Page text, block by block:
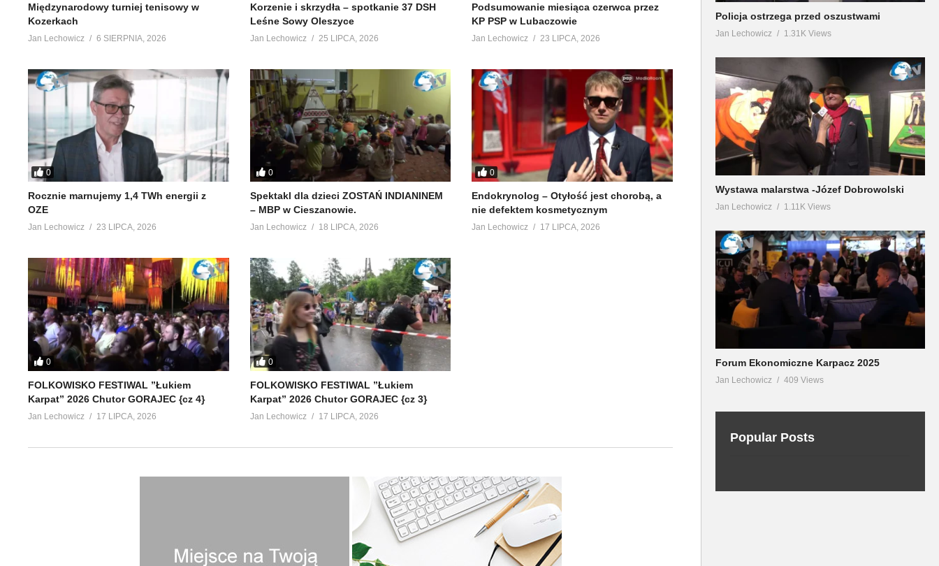
Międzynarodowy turniej tenisowy w
Kozerkach
Jan Lechowicz 6 SIERPNIA, 2026
Korzenie i skrzydła – spotkanie 37 DSH
Leśne Sowy Oleszyce
Jan Lechowicz 25 LIPCA, 2026
Podsumowanie miesiąca czerwca przez
KP PSP w Lubaczowie
Jan Lechowicz 23 LIPCA, 2026
0
Rocznie marnujemy 1,4 TWh energii z
OZE
Jan Lechowicz 23 LIPCA, 2026
0
Spektakl dla dzieci ZOSTAŃ INDIANINEM
– MBP w Cieszanowie.
Jan Lechowicz 18 LIPCA, 2026
0
Endokrynolog – Otyłość jest chorobą, a
nie defektem kosmetycznym
Jan Lechowicz 17 LIPCA, 2026
0
FOLKOWISKO FESTIWAL ”Łukiem
Karpat” 2026 Chutor GORAJEC {cz 4}
Jan Lechowicz 17 LIPCA, 2026
0
FOLKOWISKO FESTIWAL ”Łukiem
Karpat” 2026 Chutor GORAJEC {cz 3}
Jan Lechowicz 17 LIPCA, 2026
Policja ostrzega przed oszustwami
Jan Lechowicz 1.31K Views
Wystawa malarstwa -Józef Dobrowolski
Jan Lechowicz 1.11K Views
Forum Ekonomiczne Karpacz 2025
Jan Lechowicz 409 Views
Popular Posts